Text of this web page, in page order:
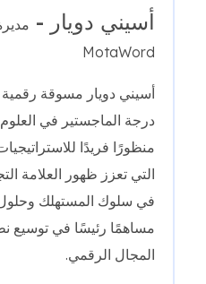
أسيني دويار -
MotaWord
أسيني دويار مسوقة
درجة الماجستير في العلوم
منظورًا فريدًا
التي تعزز ظهور العلامة
في سلوك المستهلك وحلول
المجال الرقمي.